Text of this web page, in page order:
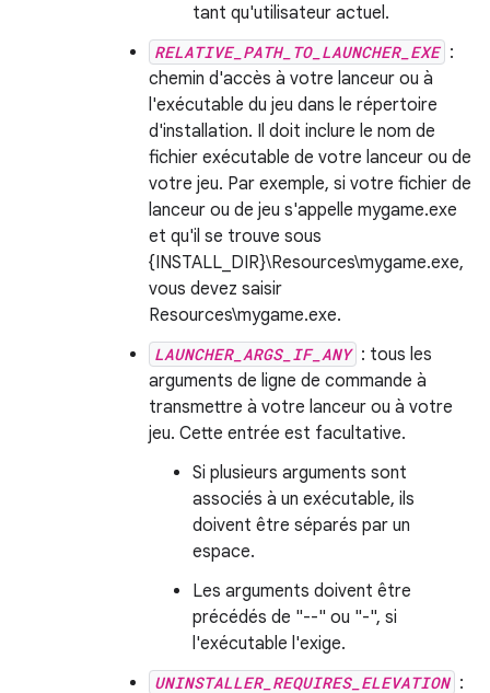
tant qu'utilisateur actuel.
RELATIVE_PATH_TO_LAUNCHER_EXE :
chemin d'accès à votre lanceur ou à
l'exécutable du jeu dans le répertoire
d'installation. Il doit inclure le nom de
fichier exécutable de votre lanceur ou de
votre jeu. Par exemple, si votre fichier de
lanceur ou de jeu s'appelle mygame.exe
et qu'il se trouve sous
{INSTALL_DIR}\Resources\mygame.exe,
vous devez saisir
Resources\mygame.exe.
LAUNCHER_ARGS_IF_ANY : tous les
arguments de ligne de commande à
transmettre à votre lanceur ou à votre
jeu. Cette entrée est facultative.
Si plusieurs arguments sont
associés à un exécutable, ils
doivent être séparés par un
espace.
Les arguments doivent être
précédés de "--" ou "-", si
l'exécutable l'exige.
UNINSTALLER_REQUIRES_ELEVATION :